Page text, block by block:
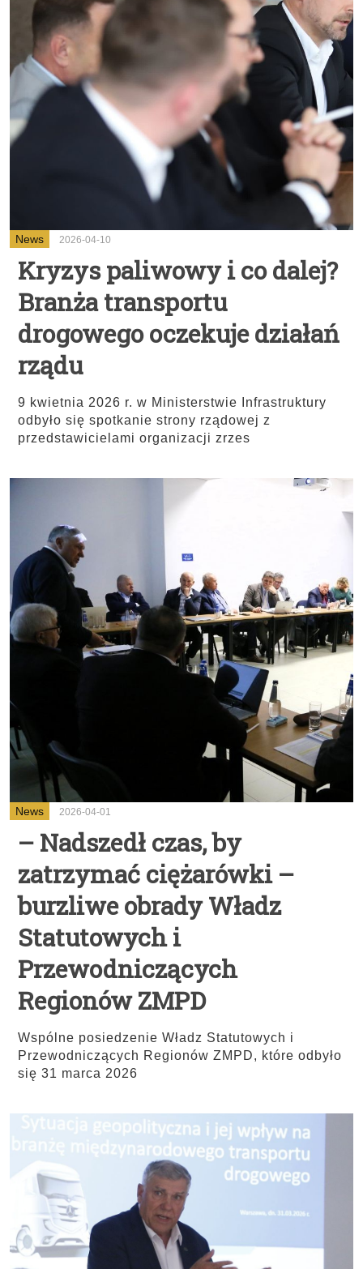
News 2026-04-10
Kryzys paliwowy i co dalej?
Branża transportu
drogowego oczekuje działań
rządu
9 kwietnia 2026 r. w Ministerstwie Infrastruktury
odbyło się spotkanie strony rządowej z
przedstawicielami organizacji zrzes
News 2026-04-01
– Nadszedł czas, by
zatrzymać ciężarówki –
burzliwe obrady Władz
Statutowych i
Przewodniczących
Regionów ZMPD
Wspólne posiedzenie Władz Statutowych i
Przewodniczących Regionów ZMPD, które odbyło
się 31 marca 2026